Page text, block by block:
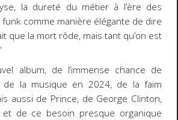
la dureté du métier à l’ère des
comme manière élégante de dire
que la mort rôde, mais tant qu’on est
album, de l’immense chance de
la musique en 2024, de la faim
aussi de Prince, de George Clinton,
et de ce besoin presque organique